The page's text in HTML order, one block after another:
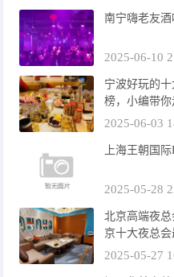
南宁嗨老友酒
2025-06-10
宁波好玩的
榜，小编带你
2025-06-03
上海王朝国
2025-05-28
北京高端夜
京十大夜总会
2025-05-27